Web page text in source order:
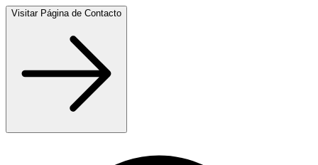
Visitar Página de Contacto